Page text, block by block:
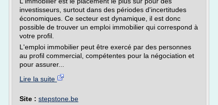
investisseurs, surtout dans des périodes d'incertitudes
économiques. Ce secteur est dynamique, il est donc
possible de trouver un emploi immobilier qui correspond à
votre profil.
L'emploi immobilier peut être exercé par des personnes
au profil commercial, compétentes pour la négociation et
pour assurer...
Lire la suite
Site : stepstone.be